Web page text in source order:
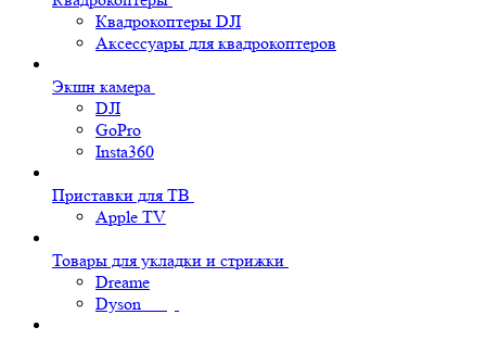
Квадрокоптеры DJI
Аксессуары для квадрокоптеров
Экшн камера
DJI
GoPro
Insta360
Приставки для ТВ
Apple TV
Товары для укладки и стрижки
Dreame
Dyson